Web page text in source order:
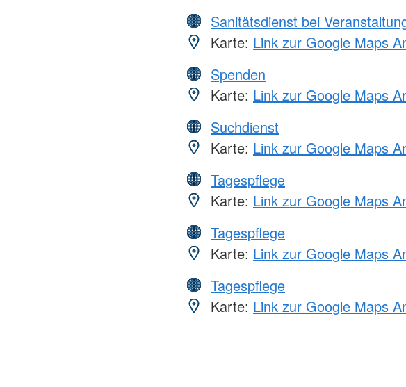
Sanitätsdienst bei
Karte: Link zur Google Maps
Spenden
Karte: Link zur Google Maps
Suchdienst
Karte: Link zur Google Maps
Tagespflege
Karte: Link zur Google Maps
Tagespflege
Karte: Link zur Google Maps
Tagespflege
Karte: Link zur Google Maps